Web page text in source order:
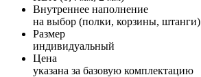
Внутреннее наполнение
на выбор (полки, корзины, штанги)
Размер
индивидуальный
Цена
указана за базовую комплектацию